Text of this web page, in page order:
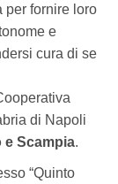
per fornire loro
e
cura di se
di Napoli
e Scampia.
“Quinto